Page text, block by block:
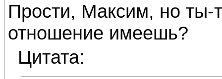
Прости, Максим, но ты-
отношение имеешь?
Цитата: